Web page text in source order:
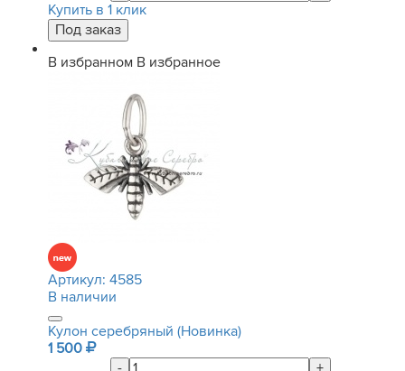
Купить в 1 клик
В избранном В избранное
Артикул: 4585
В наличии
Кулон серебряный (Новинка)
1 500